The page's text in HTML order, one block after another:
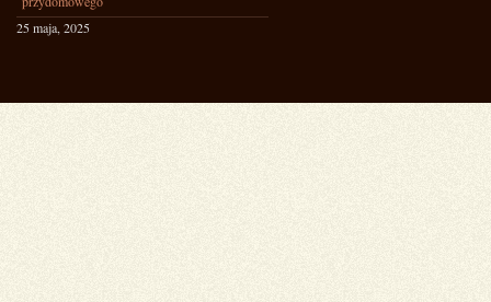
25 maja, 2025